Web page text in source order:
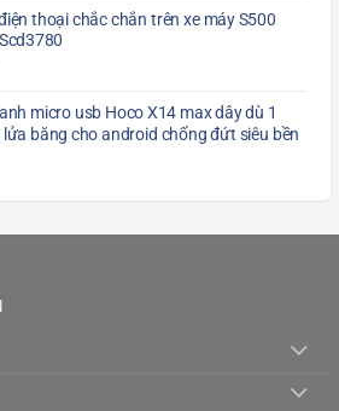
thoại chắc chắn trên xe máy S500
micro usb Hoco X14 max dây dù 1
băng cho android chống đứt siêu bền